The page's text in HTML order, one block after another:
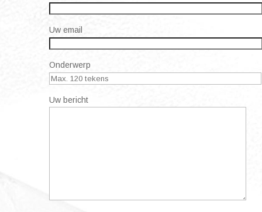
Uw email
Onderwerp
Uw bericht